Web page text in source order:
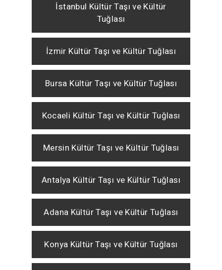
İstanbul Kültür Taşı ve Kültür
Tuğlası
İzmir Kültür Taşı ve Kültür Tuğlası
Bursa Kültür Taşı ve Kültür Tuğlası
Kocaeli Kültür Taşı ve Kültür Tuğlası
Mersin Kültür Taşı ve Kültür Tuğlası
Antalya Kültür Taşı ve Kültür Tuğlası
Adana Kültür Taşı ve Kültür Tuğlası
Konya Kültür Taşı ve Kültür Tuğlası